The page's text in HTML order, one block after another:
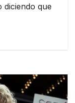
diciendo que